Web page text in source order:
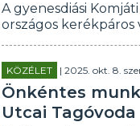
A gyenesdiási
országos kerékpáros
KÖZÉLET | 2025. okt. 8.
Önkéntes
Utcai